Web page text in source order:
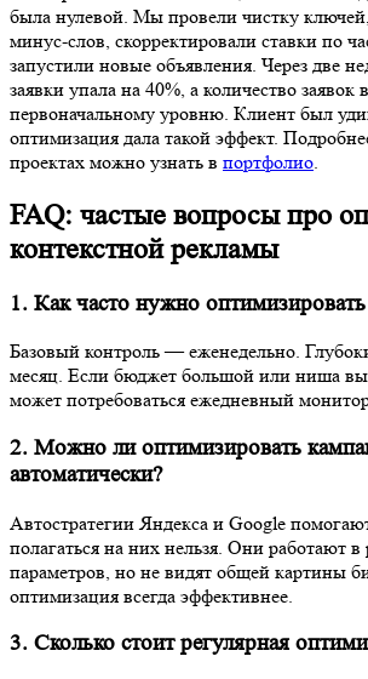
была нулевой. Мы провели чистку
минус-слов, скорректировали ставки по
запустили новые объявления. Через две
заявки упала на 40%, а количество заявок
первоначальному уровню. Клиент был
оптимизация дала такой эффект.
проектах можно узнать в портфолио
FAQ: частые вопросы про
контекстной рекламы
1. Как часто нужно
Базовый контроль — еженедельно.
месяц. Если бюджет большой или ниша
может потребоваться ежедневный
2. Можно ли оптимизировать
автоматически?
Автостратегии Яндекса и Google
полагаться на них нельзя. Они работают
параметров, но не видят общей картины
оптимизация всегда эффективнее.
3. Сколько стоит регулярная